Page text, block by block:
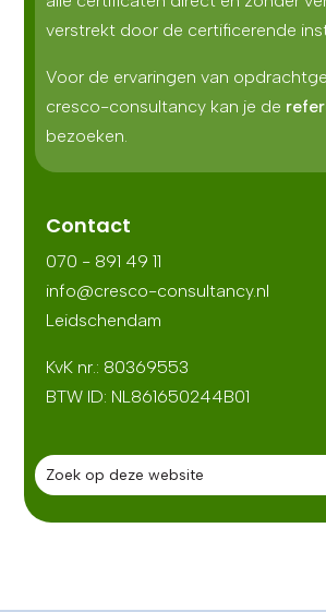
verstrekt door de certificerende
Voor de ervaringen van
cresco-consultancy kan je de
bezoeken.
Contact
070 - 891 49 11
info@cresco-consultancy.nl
Leidschendam
KvK nr.: 80369553
BTW ID: NL861650244B01